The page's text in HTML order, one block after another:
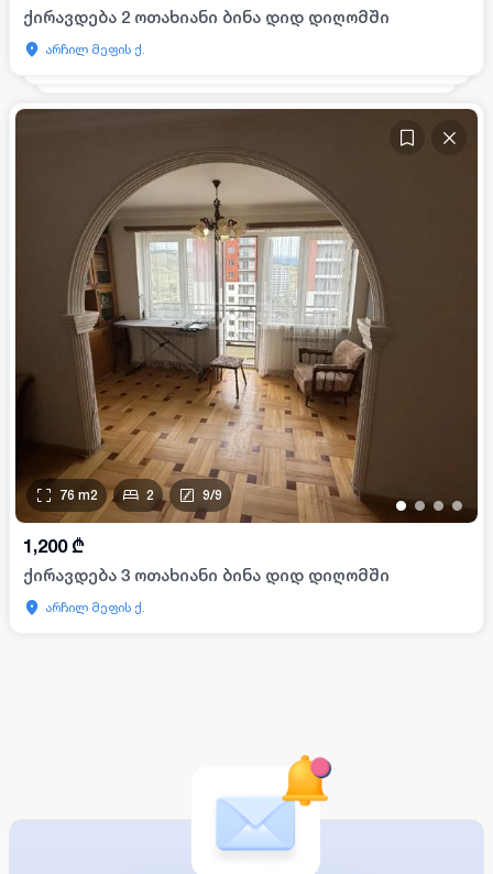
ქირავდება 2 ოთახიანი ბინა დიდ დიღომში
არჩილ მეფის ქ.
••••
76 m2 2 9/9
1,200 ₾
ქირავდება 3 ოთახიანი ბინა დიდ დიღომში
არჩილ მეფის ქ.